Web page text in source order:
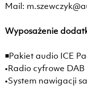
Mail:
Wyposażenie
◾Pakiet audio ICE
•Radio cyfrowe DAB
•System nawigacji